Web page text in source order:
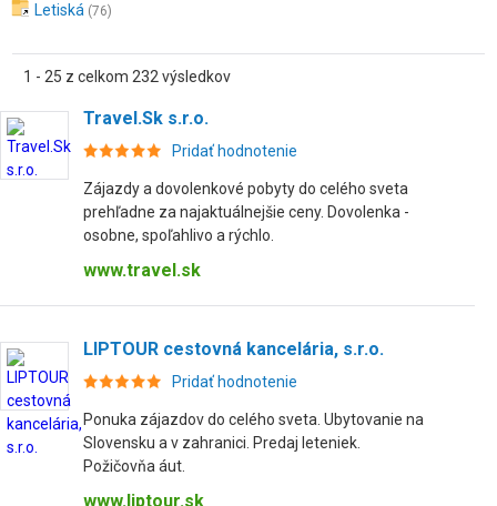
Letiská (76)
1 - 25 z celkom 232 výsledkov
Travel.Sk s.r.o.
Pridať hodnotenie
Zájazdy a dovolenkové pobyty do celého sveta
prehľadne za najaktuálnejšie ceny. Dovolenka -
osobne, spoľahlivo a rýchlo.
www.travel.sk
LIPTOUR cestovná kancelária, s.r.o.
Pridať hodnotenie
Ponuka zájazdov do celého sveta. Ubytovanie na
Slovensku a v zahranici. Predaj leteniek.
Požičovňa áut.
www.liptour.sk